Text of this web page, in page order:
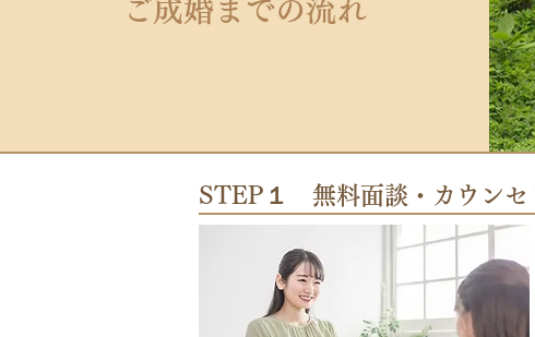
ご成婚までの流れ
STEP１ 無料面談・カウンセ